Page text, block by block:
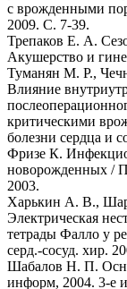
с врожденными
2009. С. 7-39.
Трепаков Е. А.
Акушерство и
Туманян М. Р.,
Влияние
критическими
болезни сердца и
Фризе К.
новорожденных /
2003.
Харькин А. В.,
Электрическая
тетрады Фалло у
серд.-сосуд. хир.
Шабалов Н. П.
информ, 2004. 3-е